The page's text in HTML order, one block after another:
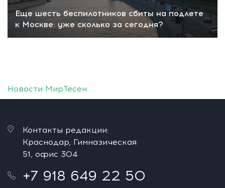
Еще шесть беспилотников сбиты на подлете
к Москве: уже сколько за сегодня?
Новости МирТесен
Контакты редакции:
Краснодар, Гимназическая
51, офис 304
+7 918 649 22 50